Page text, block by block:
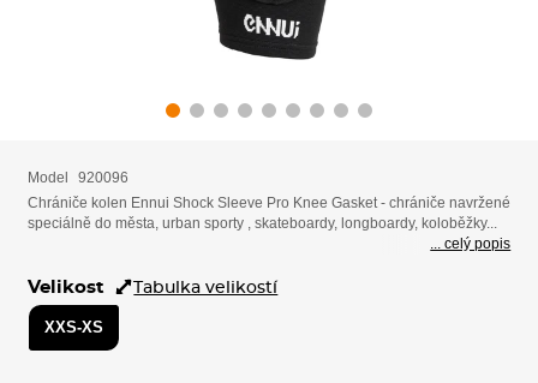
Model
920096
Chrániče kolen Ennui Shock Sleeve Pro Knee Gasket - chrániče navržené
speciálně do města, urban sporty , skateboardy, longboardy, koloběžky...
... celý popis
Velikost Tabulka velikostí
XXS-XS